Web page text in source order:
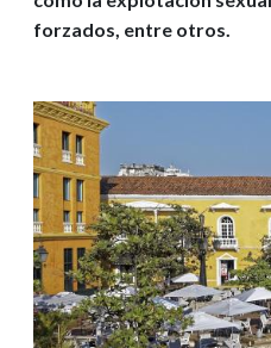
forzados, entre otros.